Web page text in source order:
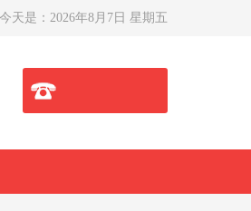
今天是： 2026年8月7日 星期五